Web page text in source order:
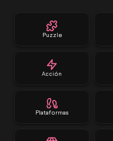
Puzzle
Acción
Plataformas